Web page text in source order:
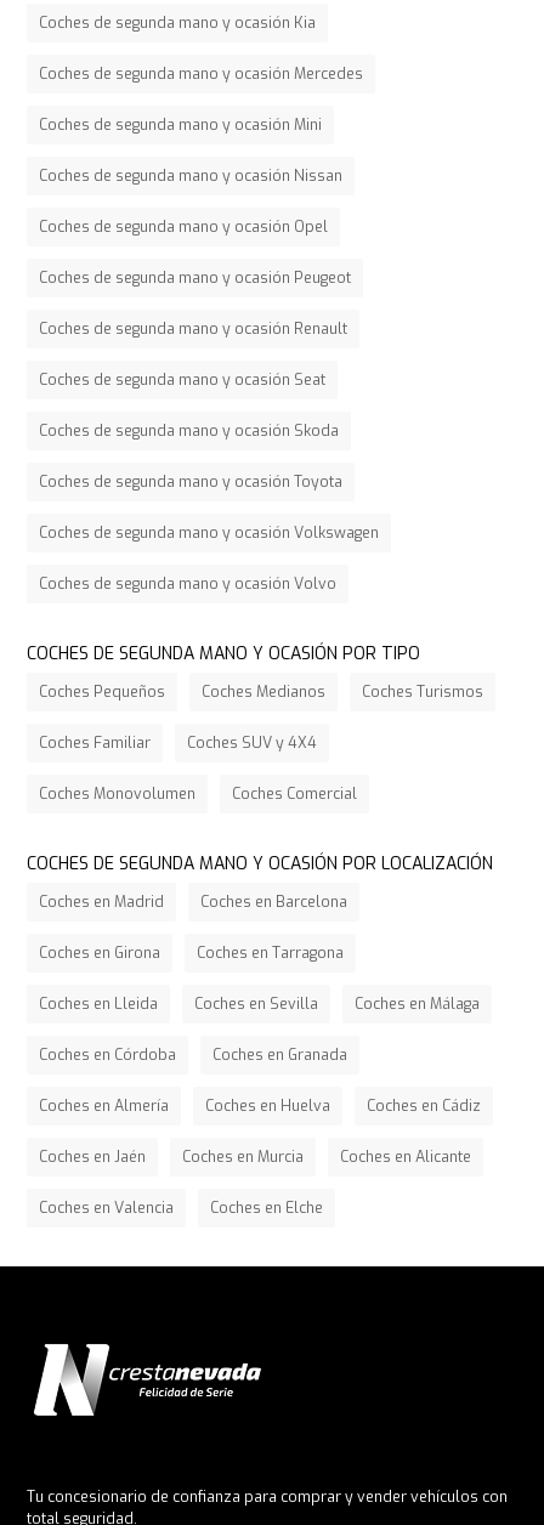
Coches de segunda mano y ocasión Kia
Coches de segunda mano y ocasión Mercedes
Coches de segunda mano y ocasión Mini
Coches de segunda mano y ocasión Nissan
Coches de segunda mano y ocasión Opel
Coches de segunda mano y ocasión Peugeot
Coches de segunda mano y ocasión Renault
Coches de segunda mano y ocasión Seat
Coches de segunda mano y ocasión Skoda
Coches de segunda mano y ocasión Toyota
Coches de segunda mano y ocasión Volkswagen
Coches de segunda mano y ocasión Volvo
COCHES DE SEGUNDA MANO Y OCASIÓN POR TIPO
Coches Pequeños Coches Medianos Coches Turismos
Coches Familiar Coches SUV y 4X4
Coches Monovolumen Coches Comercial
COCHES DE SEGUNDA MANO Y OCASIÓN POR LOCALIZACIÓN
Coches en Madrid Coches en Barcelona
Coches en Girona Coches en Tarragona
Coches en Lleida Coches en Sevilla Coches en Málaga
Coches en Córdoba Coches en Granada
Coches en Almería Coches en Huelva Coches en Cádiz
Coches en Jaén Coches en Murcia Coches en Alicante
Coches en Valencia Coches en Elche
Tu concesionario de confianza para comprar y vender vehículos con
total seguridad.